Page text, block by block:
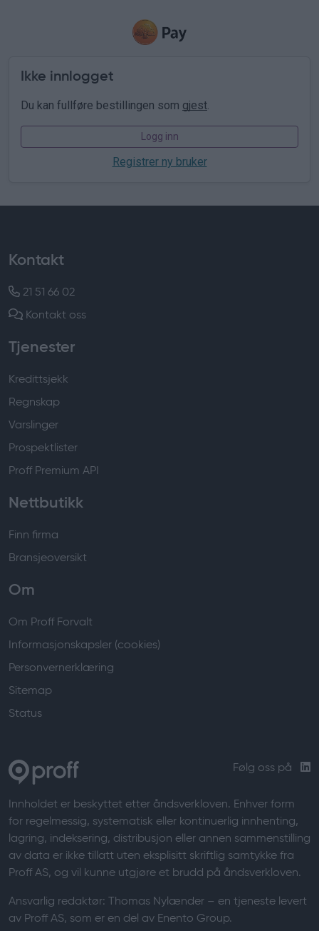
Ikke innlogget
Du kan fullføre bestillingen som gjest.
Logg inn
Registrer ny bruker
Kontakt
21 51 66 02
Kontakt oss
Tjenester
Kredittsjekk
Regnskap
Varslinger
Prospektlister
Proff Premium API
Nettbutikk
Finn firma
Bransjeoversikt
Om
Om Proff Forvalt
Informasjonskapsler (cookies)
Personvernerklæring
Sitemap
Status
Følg oss på
Innholdet er beskyttet etter åndsverkloven. Enhver form
for regelmessig, systematisk eller kontinuerlig innhenting,
lagring, indeksering, distribusjon eller annen sammenstilling
av data er ikke tillatt uten eksplisitt skriftlig samtykke fra
Proff AS, og vil kunne utgjøre et brudd på åndsverkloven.
Ansvarlig redaktør: Thomas Nylænder – en tjeneste levert
av Proff AS, som er en del av Enento Group.